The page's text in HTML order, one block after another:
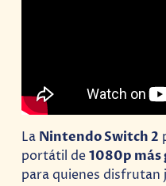
La Nintendo Switch 2
portátil de1080p
para quienes disfrutan